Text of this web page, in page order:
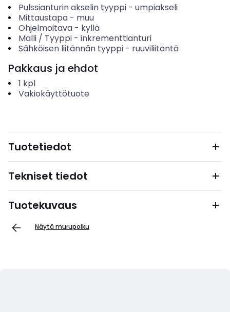
Pulssianturin akselin tyyppi- umpiakseli
Mittaustapa- muu
Ohjelmoitava- kyllä
Malli / Tyyppi- inkrementtianturi
Sähköisen liitännän tyyppi- ruuviliitäntä
Pakkaus ja ehdot
1 kpl
Vakiokäyttötuote
Tuotetiedot
Tekniset tiedot
Tuotekuvaus
Näytä murupolku